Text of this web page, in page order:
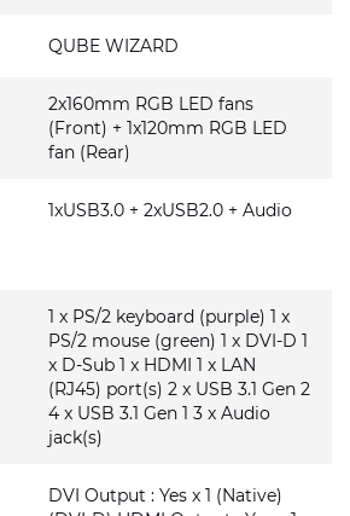
QUBE WIZARD
2x160mm RGB LED fans
(Front) + 1x120mm RGB LED
fan (Rear)
1xUSB3.0 + 2xUSB2.0 + Audio
1 x PS/2 keyboard (purple) 1 x
PS/2 mouse (green) 1 x DVI-D 1
x D-Sub 1 x HDMI 1 x LAN
(RJ45) port(s) 2 x USB 3.1 Gen 2
4 x USB 3.1 Gen 1 3 x Audio
jack(s)
DVI Output : Yes x 1 (Native)